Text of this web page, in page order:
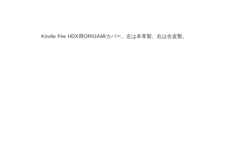
Kindle Fire HDX用ORIGAMIカバー。左は本革製、右は合皮製。